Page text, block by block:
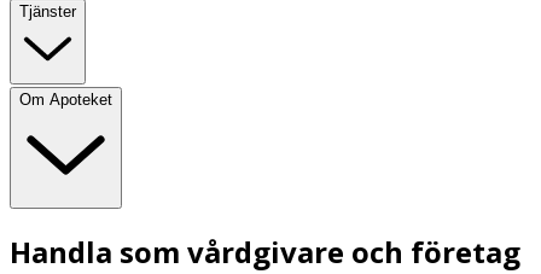
Tjänster
Om Apoteket
Handla som vårdgivare och företag